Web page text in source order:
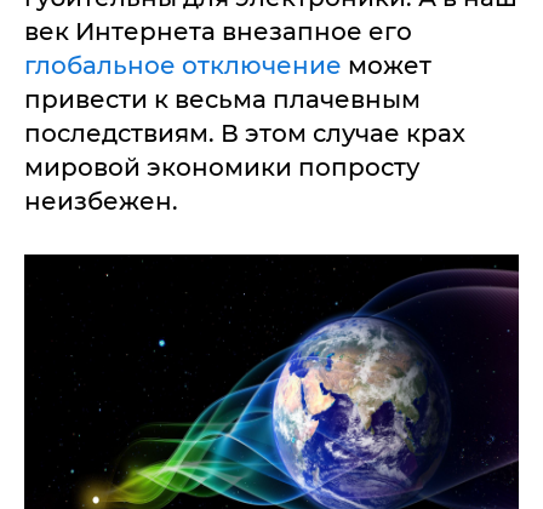
век Интернета внезапное его
глобальное отключение может
привести к весьма плачевным
последствиям. В этом случае крах
мировой экономики попросту
неизбежен.